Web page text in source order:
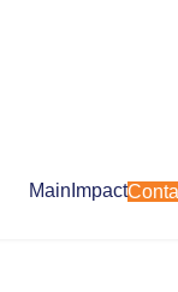
MainImpact